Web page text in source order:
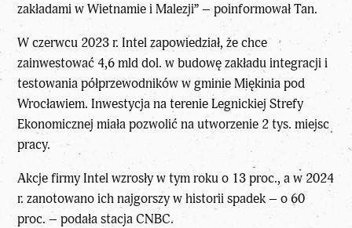
zakładami w Wietnamie i Malezji” – poinformował Tan.
W czerwcu 2023 r. Intel zapowiedział, że chce
zainwestować 4,6 mld dol. w budowę zakładu integracji i
testowania półprzewodników w gminie Miękinia pod
Wrocławiem. Inwestycja na terenie Legnickiej Strefy
Ekonomicznej miała pozwolić na utworzenie 2 tys. miejsc
pracy.
Akcje firmy Intel wzrosły w tym roku o 13 proc., a w 2024
r. zanotowano ich najgorszy w historii spadek – o 60
proc. – podała stacja CNBC.